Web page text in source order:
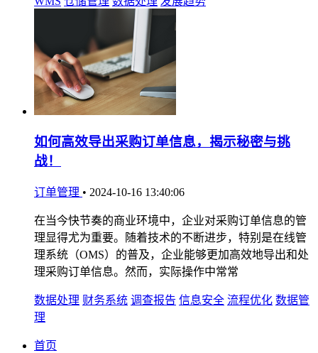
如何高效导出采购订单信息，揭示秘密与挑
战！
订单管理 • 2024-10-16 13:40:06
在当今快节奏的商业环境中，企业对采购订单信息的管
理显得尤为重要。随着技术的不断进步，特别是在线管
理系统（OMS）的普及，企业能够更加高效地导出和处
理采购订单信息。然而，实际操作中常常
数据处理 财务系统 调查报告 信息安全 流程优化 数据管
理
首页